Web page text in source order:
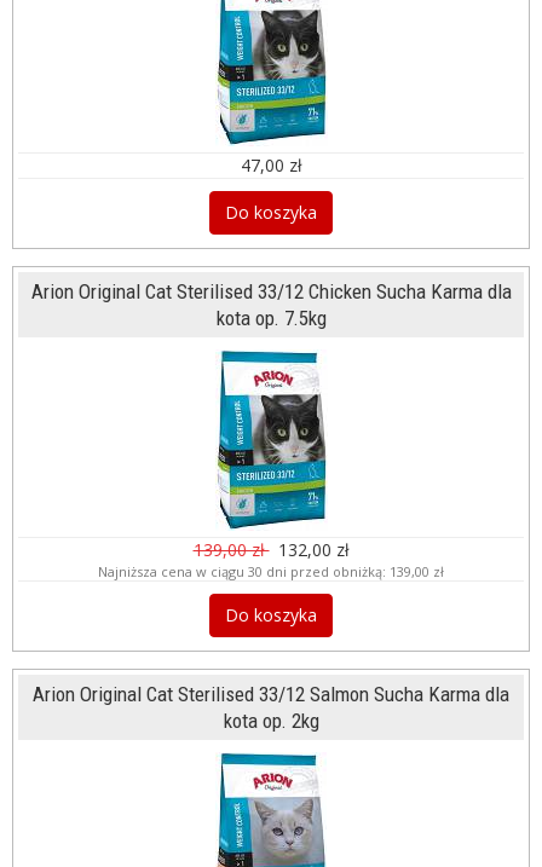
47,00 zł
Do koszyka
Arion Original Cat Sterilised 33/12 Chicken Sucha Karma dla
kota op. 7.5kg
139,00 zł 132,00 zł
Najniższa cena w ciągu 30 dni przed obniżką: 139,00 zł
Do koszyka
Arion Original Cat Sterilised 33/12 Salmon Sucha Karma dla
kota op. 2kg